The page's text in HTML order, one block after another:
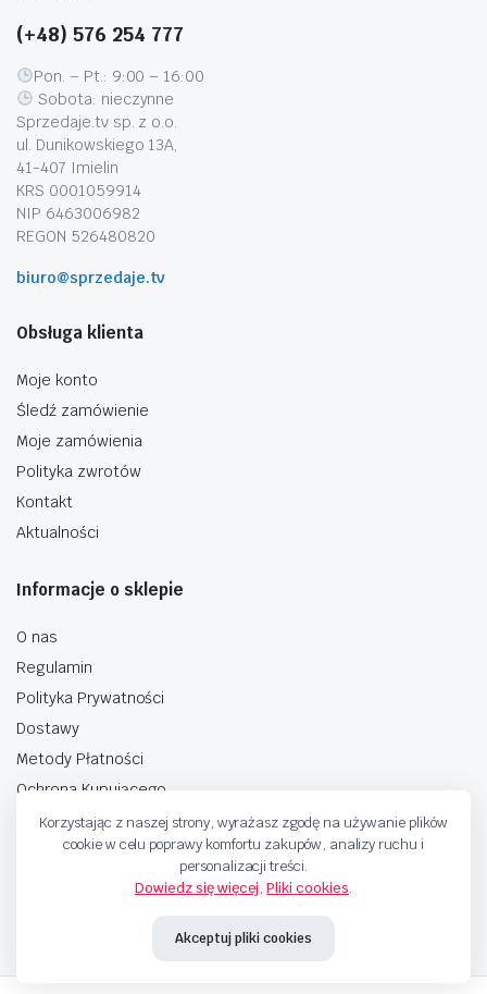
(+48) 576 254 777
Pon. – Pt.: 9:00 – 16:00
Sobota: nieczynne
Sprzedaje.tv sp. z o.o.
ul. Dunikowskiego 13A,
41-407 Imielin
KRS 0001059914
NIP 6463006982
REGON 526480820
biuro@sprzedaje.tv
Obsługa klienta
Moje konto
Śledź zamówienie
Moje zamówienia
Polityka zwrotów
Kontakt
Aktualności
Informacje o sklepie
O nas
Regulamin
Polityka Prywatności
Dostawy
Metody Płatności
Ochrona Kupującego
Korzystając z naszej strony, wyrażasz zgodę na używanie plików
cookie w celu poprawy komfortu zakupów, analizy ruchu i
personalizacji treści.
Dowiedz się więcej,Pliki cookies.
Akceptuj pliki cookies